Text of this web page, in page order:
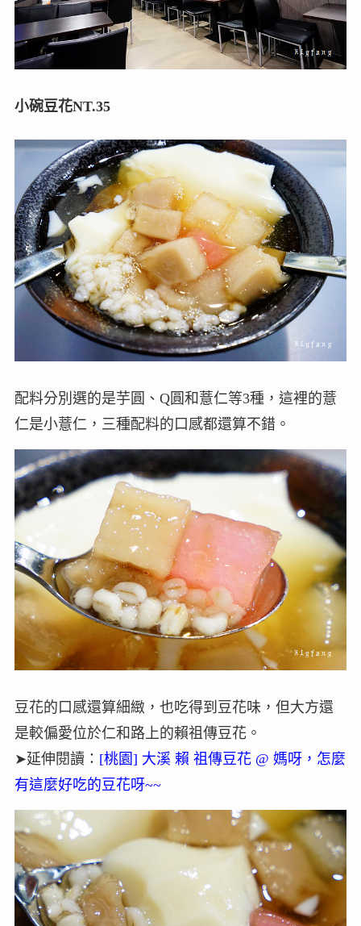
小碗豆花NT.35
配料分別選的是芋圓、Q圓和薏仁等3種，這裡的薏
仁是小薏仁，三種配料的口感都還算不錯。
豆花的口感還算細緻，也吃得到豆花味，但大方還
是較偏愛位於仁和路上的賴祖傳豆花。
➤延伸閱讀： [桃園] 大溪 賴 祖傳豆花 @ 媽呀，怎麼
有這麼好吃的豆花呀~~